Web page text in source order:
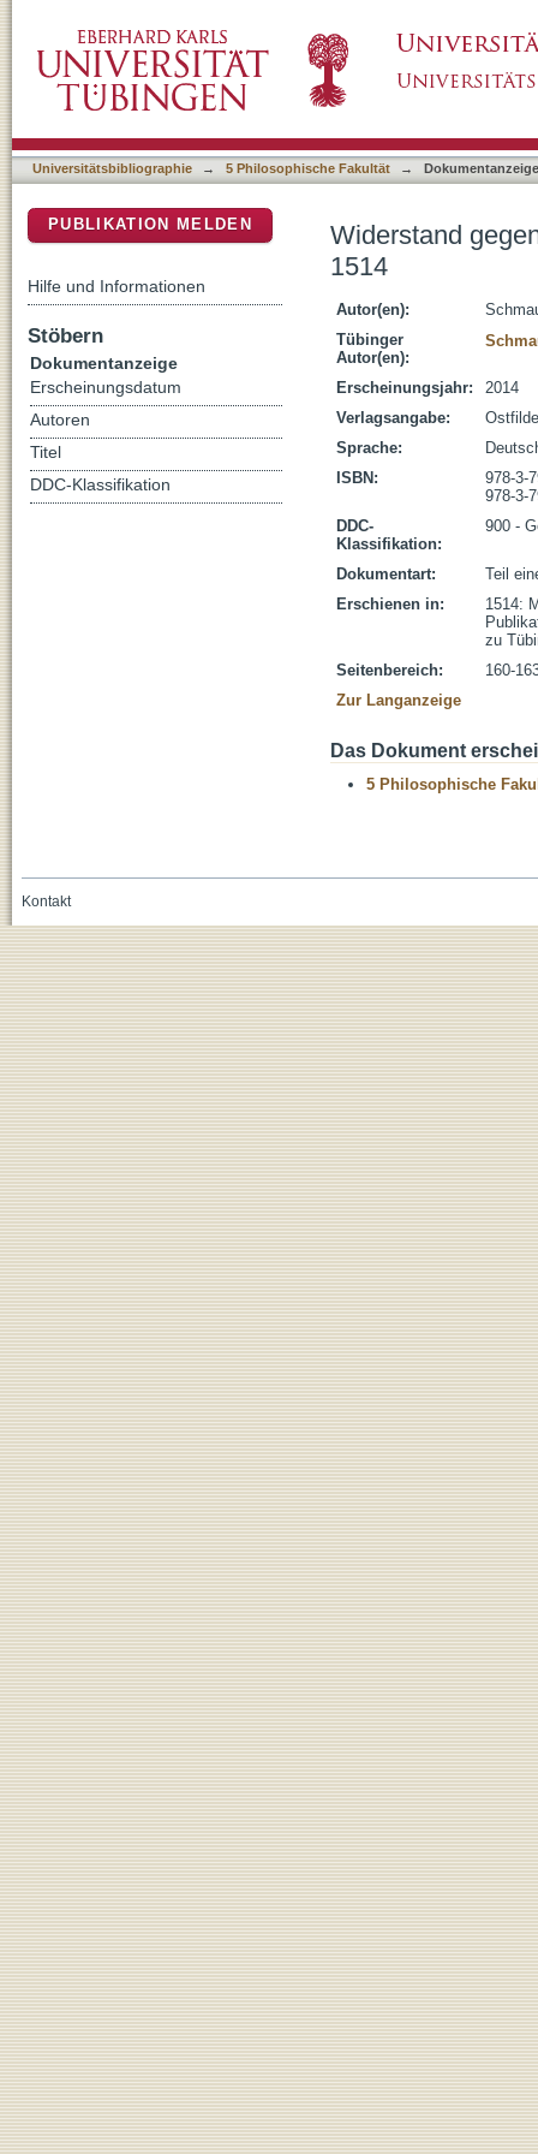
Universitätsbibliographie → 5 Philosophische Fakultät → Dokumentanzeige
Widerstand
1514
Autor(en):
Tübinger
Autor(en):
Erscheinungsjahr:
2014
Verlagsangabe:
Sprache:
ISBN:
978-3-
978-3-
DDC-
Klassifikation:
900 -
Dokumentart:
Teil
Erschienen in:
1514:
zu
Seitenbereich:
160-
Zur Langanzeige
Das Dokument
5 Philosophische
PUBLIKATION MELDEN
Hilfe und Informationen
Stöbern
Dokumentanzeige
Erscheinungsdatum
Autoren
Titel
DDC-Klassifikation
Kontakt